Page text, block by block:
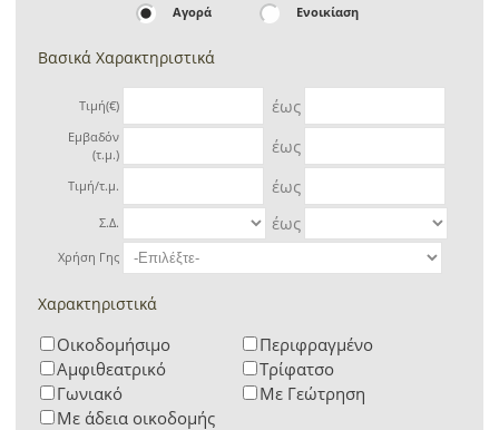
Αγορά Ενοικίαση
Βασικά Χαρακτηριστικά
Τιμή(€) έως
Εμβαδόν
(τ.μ.)
έως
Τιμή/τ.μ. έως
Σ.Δ. έως
Χρήση Γης
Χαρακτηριστικά
Οικοδομήσιμο
Περιφραγμένο
Αμφιθεατρικό
Τρίφατσο
Γωνιακό
Με Γεώτρηση
Με άδεια οικοδομής